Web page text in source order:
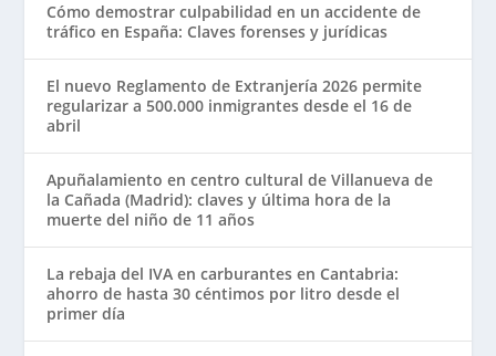
Cómo demostrar culpabilidad en un accidente de
tráfico en España: Claves forenses y jurídicas
El nuevo Reglamento de Extranjería 2026 permite
regularizar a 500.000 inmigrantes desde el 16 de
abril
Apuñalamiento en centro cultural de Villanueva de
la Cañada (Madrid): claves y última hora de la
muerte del niño de 11 años
La rebaja del IVA en carburantes en Cantabria:
ahorro de hasta 30 céntimos por litro desde el
primer día